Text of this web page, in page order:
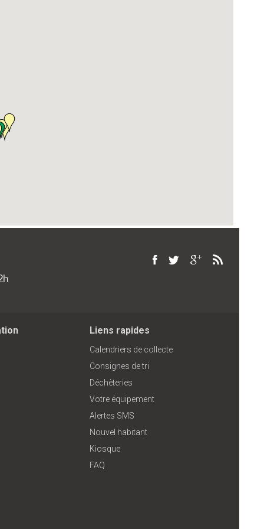
Liens rapides
Calendriers de collecte
Consignes de tri
Déchèteries
Votre équipement
Alertes SMS
Nouvel habitant
Kiosque
FAQ